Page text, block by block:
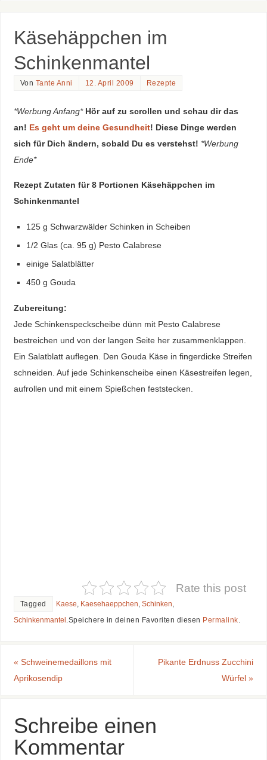
Käsehäppchen im
Schinkenmantel
Von Tante Anni 12. April 2009 Rezepte
*Werbung Anfang* Hör auf zu scrollen und schau dir das
an! Es geht um deine Gesundheit! Diese Dinge werden
sich für Dich ändern, sobald Du es verstehst! *Werbung
Ende*
Rezept Zutaten für 8 Portionen Käsehäppchen im
Schinkenmantel
125 g Schwarzwälder Schinken in Scheiben
1/2 Glas (ca. 95 g) Pesto Calabrese
einige Salatblätter
450 g Gouda
Zubereitung:
Jede Schinkenspeckscheibe dünn mit Pesto Calabrese
bestreichen und von der langen Seite her zusammenklappen.
Ein Salatblatt auflegen. Den Gouda Käse in fingerdicke Streifen
schneiden. Auf jede Schinkenscheibe einen Käsestreifen legen,
aufrollen und mit einem Spießchen feststecken.
Rate this post
Tagged Kaese Kaesehaeppchen Schinken
Schinkenmantel Speichere in deinen Favoriten diesen Permalink
« Schweinemedaillons mit
Aprikosendip
Pikante Erdnuss Zucchini
Würfel»
Schreibe einen
Kommentar